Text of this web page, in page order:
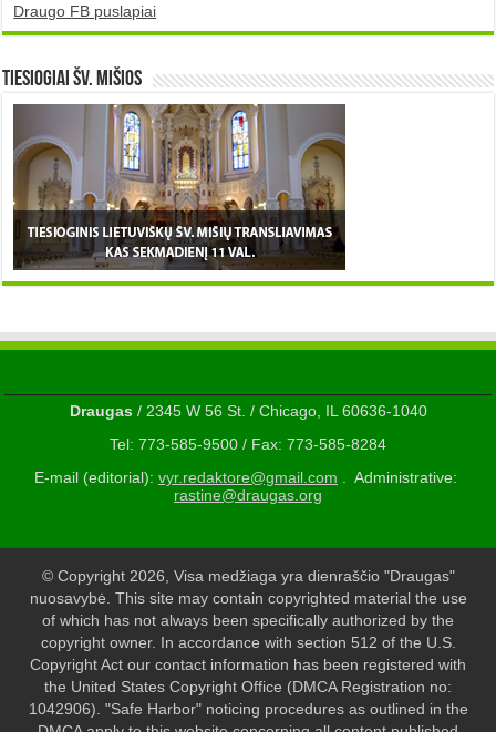
Draugo FB puslapiai
TIESIOGIAI šv. MIŠIOS
Draugas/ 2345 W 56 St. / Chicago, IL 60636-1040
Tel: 773-585-9500 / Fax: 773-585-8284
E-mail (editorial): vyr.redaktore@gmail.com . Administrative:
rastine@draugas.org
© Copyright 2026, Visa medžiaga yra dienraščio "Draugas"
nuosavybė. This site may contain copyrighted material the use
of which has not always been specifically authorized by the
copyright owner. In accordance with section 512 of the U.S.
Copyright Act our contact information has been registered with
the United States Copyright Office (DMCA Registration no:
1042906). "Safe Harbor" noticing procedures as outlined in the